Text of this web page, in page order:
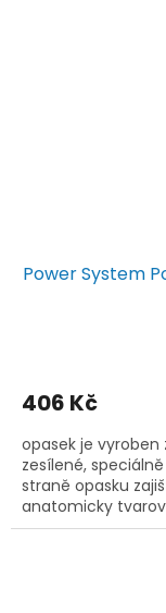
Power System
406 Kč
opasek je
zesílené,
straně opasku
anatomicky